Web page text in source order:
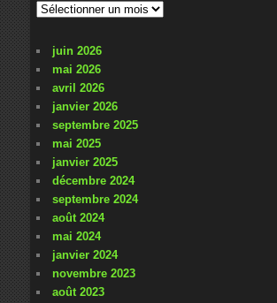
Articles
juin 2026
mai 2026
avril 2026
janvier 2026
septembre 2025
mai 2025
janvier 2025
décembre 2024
septembre 2024
août 2024
mai 2024
janvier 2024
novembre 2023
août 2023